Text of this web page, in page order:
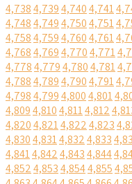
4,7384,7394,7404,741
4,7484,7494,7504,751
4,7584,7594,7604,761
4,7684,7694,7704,771
4,7784,7794,7804,781
4,7884,7894,7904,791
4,7984,7994,8004,801
4,8094,8104,8114,812
4,8204,8214,8224,823
4,8304,8314,8324,833
4,8414,8424,8434,844
4,8524,8534,8544,855